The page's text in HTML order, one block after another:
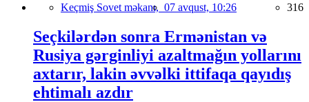
Keçmiş Sovet məkanı, 07 avqust, 10:26 316
Seçkilərdən sonra Ermənistan və
Rusiya gərginliyi azaltmağın yollarını
axtarır, lakin əvvəlki ittifaqa qayıdış
ehtimalı azdır